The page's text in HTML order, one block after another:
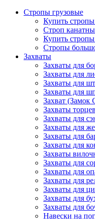
Стропы грузовые
Купить
Строп
Купить
Стропы
Захваты
Захваты для
Захваты для
Захваты для
Захваты для
Захват (Замок
Захваты
Захваты для
Захваты для
Захваты для
Захваты для
Захваты
Захваты для
Захваты для
Захваты для
Захваты для
Захваты для
Захваты для
Навески на